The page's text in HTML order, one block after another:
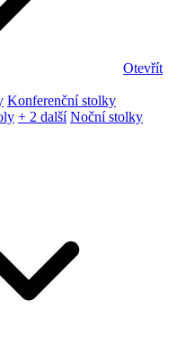
Otevřít
Konferenční stolky
+ 2 další Noční stolky